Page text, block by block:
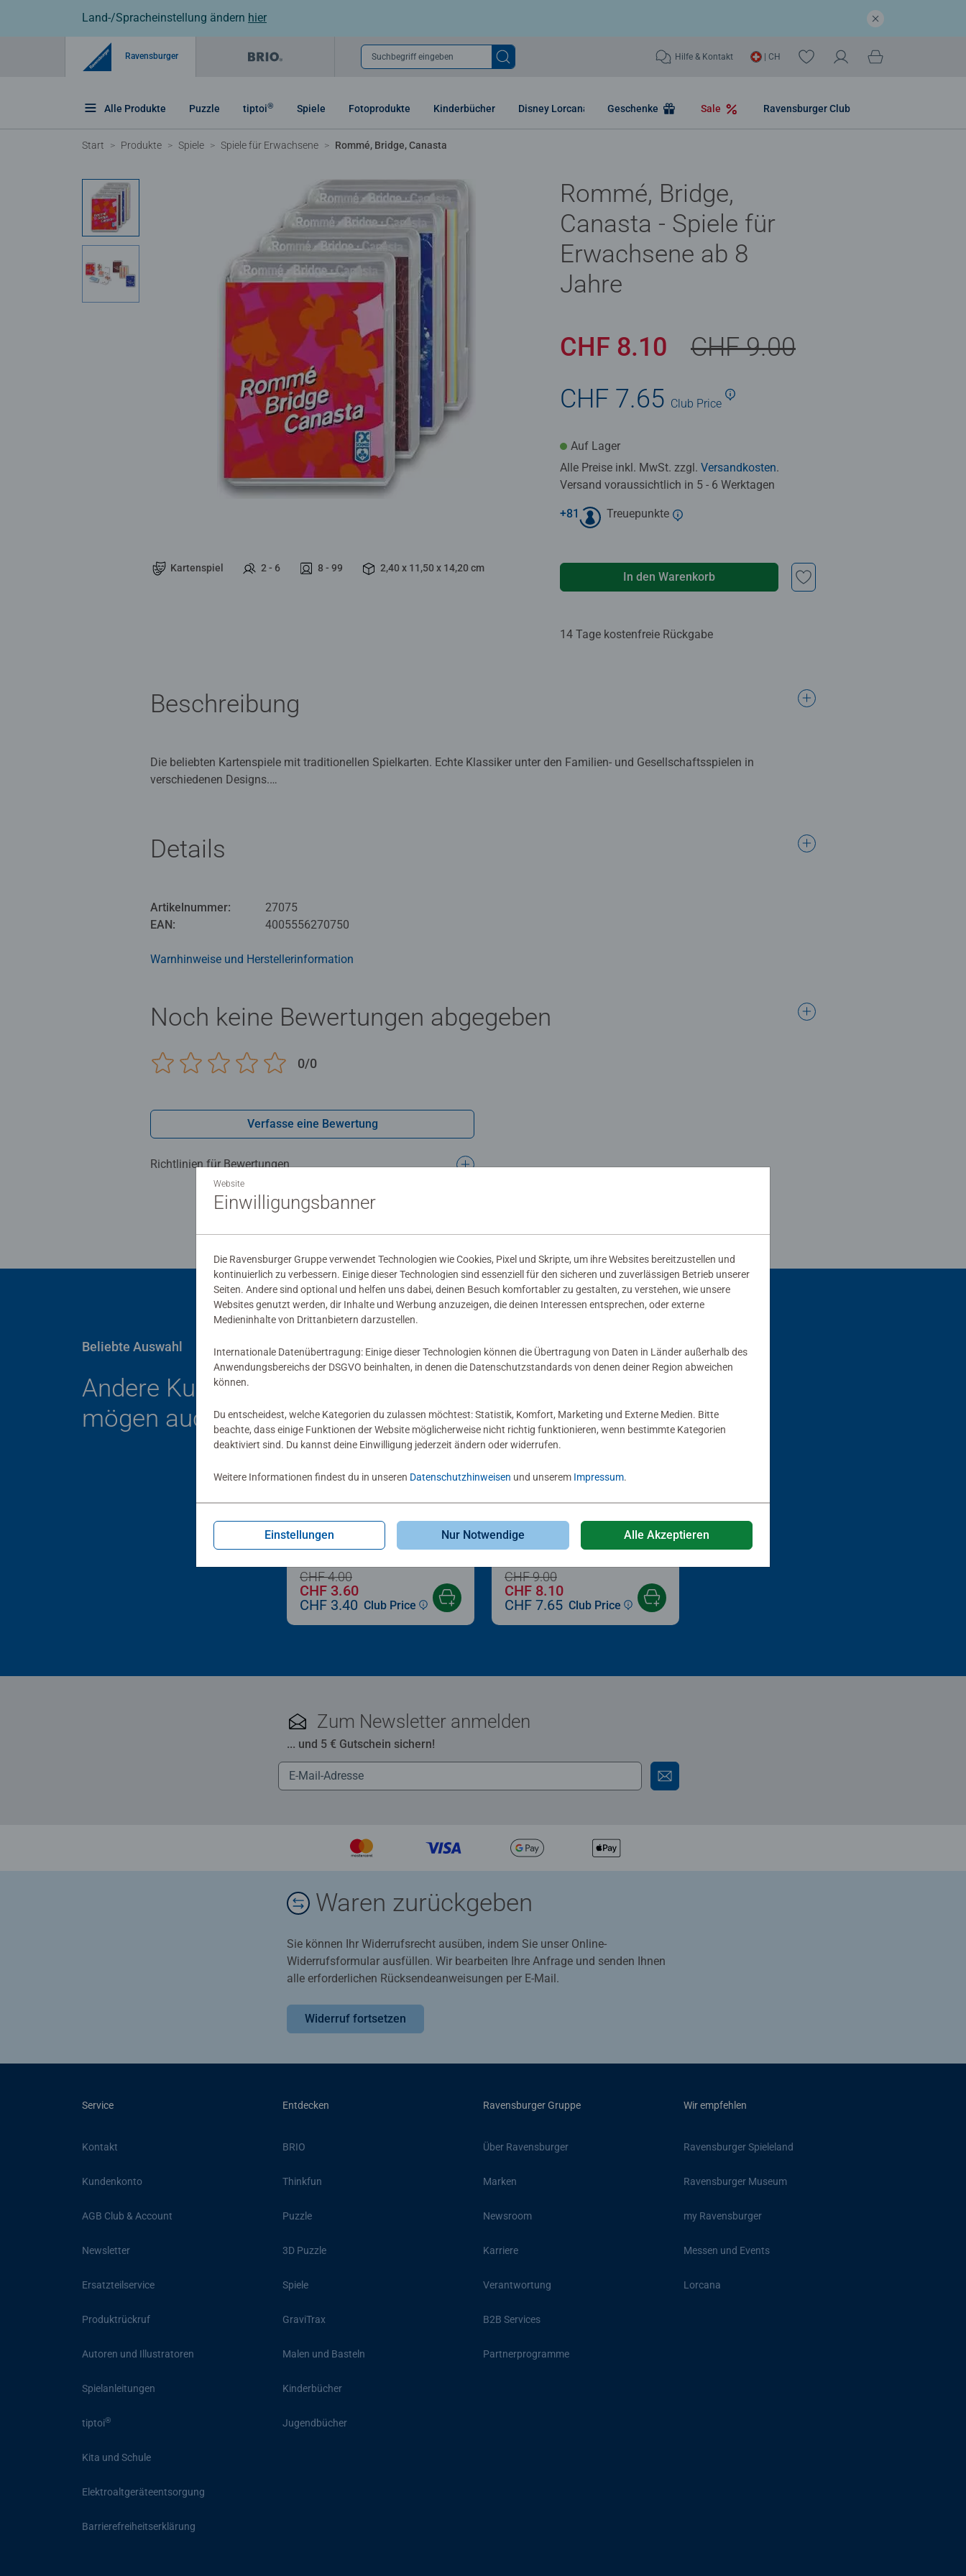
Land-/Spracheinstellung ändern hier
Ravensburger Suchbegriff eingeben Hilfe & Kontakt | CH
Alle Produkte Puzzle tiptoi® Spiele Fotoprodukte Kinderbücher Disney Lorcana Geschenke Sale Ravensburger Club
Start Produkte Spiele Spiele für Erwachsene Rommé, Bridge, Canasta
Kartenspiel 2 - 6 8 - 99 2,40 x 11,50 x 14,20 cm
Rommé, Bridge,
Canasta - Spiele für
Erwachsene ab 8
Jahre
CHF 8.10
CHF 9.00
CHF 7.65 Club Price
Auf Lager
Alle Preise inkl. MwSt. zzgl. Versandkosten.
Versand voraussichtlich in 5 - 6 Werktagen
+81 Treuepunkte
In den Warenkorb
14 Tage kostenfreie Rückgabe
Beschreibung
Die beliebten Kartenspiele mit traditionellen Spielkarten. Echte Klassiker unter den Familien- und Gesellschaftsspielen in
verschiedenen Designs.
Details
Artikelnummer:
27075
EAN:
4005556270750
Warnhinweise und Herstellerinformation
Noch keine Bewertungen abgegeben
0/0
Verfasse eine Bewertung
Richtlinien für Bewertungen
Beliebte Auswahl
Andere Kunden
mögen auch
Paw Patrol: Quartett
-10%
CHF 4.00
CHF 3.60
CHF 3.40 Club Price
Rommé, Bridge, Canasta
-10%
CHF 9.00
CHF 8.10
CHF 7.65 Club Price
Zum Newsletter anmelden
... und 5 € Gutschein sichern!
Waren zurückgeben
Sie können Ihr Widerrufsrecht ausüben, indem Sie unser Online-
Widerrufsformular ausfüllen. Wir bearbeiten Ihre Anfrage und senden Ihnen
alle erforderlichen Rücksendeanweisungen per E-Mail.
Widerruf fortsetzen
Service
Kontakt
Kundenkonto
AGB Club & Account
Newsletter
Ersatzteilservice
Produktrückruf
Autoren und Illustratoren
Spielanleitungen
tiptoi®
Kita und Schule
Elektroaltgeräteentsorgung
Barrierefreiheitserklärung
Entdecken
BRIO
Thinkfun
Puzzle
3D Puzzle
Spiele
GraviTrax
Malen und Basteln
Kinderbücher
Jugendbücher
Ravensburger Gruppe
Über Ravensburger
Marken
Newsroom
Karriere
Verantwortung
B2B Services
Partnerprogramme
Wir empfehlen
Ravensburger Spieleland
Ravensburger Museum
my Ravensburger
Messen und Events
Lorcana
Website
Einwilligungsbanner
Die Ravensburger Gruppe verwendet Technologien wie Cookies, Pixel und Skripte, um ihre Websites bereitzustellen und
kontinuierlich zu verbessern. Einige dieser Technologien sind essenziell für den sicheren und zuverlässigen Betrieb unserer
Seiten. Andere sind optional und helfen uns dabei, deinen Besuch komfortabler zu gestalten, zu verstehen, wie unsere
Websites genutzt werden, dir Inhalte und Werbung anzuzeigen, die deinen Interessen entsprechen, oder externe
Medieninhalte von Drittanbietern darzustellen.
Internationale Datenübertragung: Einige dieser Technologien können die Übertragung von Daten in Länder außerhalb des
Anwendungsbereichs der DSGVO beinhalten, in denen die Datenschutzstandards von denen deiner Region abweichen
können.
Du entscheidest, welche Kategorien du zulassen möchtest: Statistik, Komfort, Marketing und Externe Medien. Bitte
beachte, dass einige Funktionen der Website möglicherweise nicht richtig funktionieren, wenn bestimmte Kategorien
deaktiviert sind. Du kannst deine Einwilligung jederzeit ändern oder widerrufen.
Weitere Informationen findest du in unseren Datenschutzhinweisen und unserem Impressum.
Einstellungen Nur Notwendige Alle Akzeptieren